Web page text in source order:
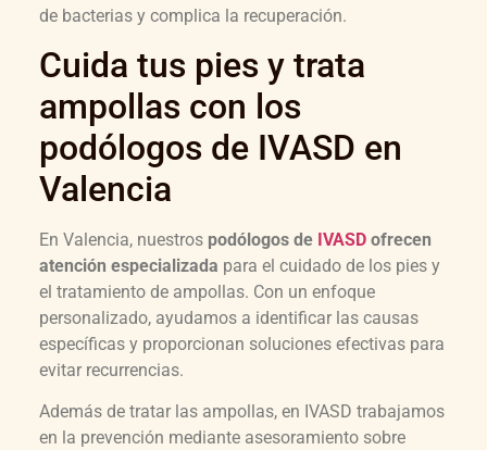
de bacterias y complica la recuperación.
Cuida tus pies y trata
ampollas con los
podólogos de IVASD en
Valencia
En Valencia, nuestros podólogos de IVASDofrecen
atención especializada para el cuidado de los pies y
el tratamiento de ampollas. Con un enfoque
personalizado, ayudamos a identificar las causas
específicas y proporcionan soluciones efectivas para
evitar recurrencias.
Además de tratar las ampollas, en IVASD trabajamos
en la prevención mediante asesoramiento sobre